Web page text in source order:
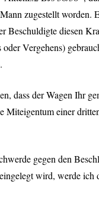
zugestellt worden.
Beschuldigte diesen
Vergehens)
dass der Wagen Ihr
Miteigentum einer
gegen den
wird, werde